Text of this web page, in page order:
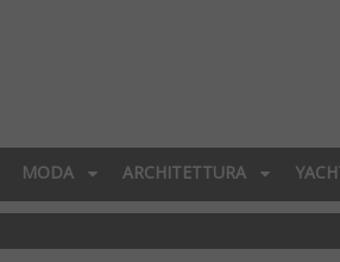
MODA ARCHITETTURA